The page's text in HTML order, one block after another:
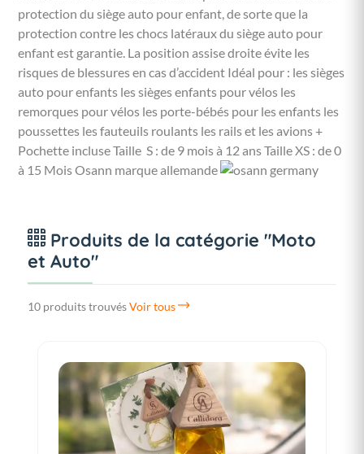
protection du siège auto pour enfant, de sorte que la
protection contre les chocs latéraux du siège auto pour
enfant est garantie. La position assise droite évite les
risques de blessures en cas d’accident Idéal pour : les sièges
auto pour enfants les sièges enfants pour vélos les
remorques pour vélos les porte-bébés pour les enfants les
poussettes les fauteuils roulants les rails et les avions +
Pochette incluse Taille S : de 9 mois à 12 ans Taille XS : de 0
à 15 Mois Osann marque allemande
Produits de la catégorie "Moto
et Auto"
10 produits trouvésVoir tous